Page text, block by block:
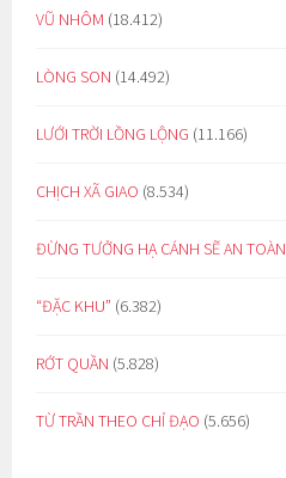
VŨ NHÔM (18.412)
LÒNG SON (14.492)
LƯỚI TRỜI LỒNG LỘNG (11.166)
CHỊCH XÃ GIAO (8.534)
ĐỪNG TƯỞNG HẠ CÁNH SẼ AN TOÀN
“ĐẶC KHU” (6.382)
RỚT QUẦN (5.828)
TỪ TRẦN THEO CHỈ ĐẠO (5.656)